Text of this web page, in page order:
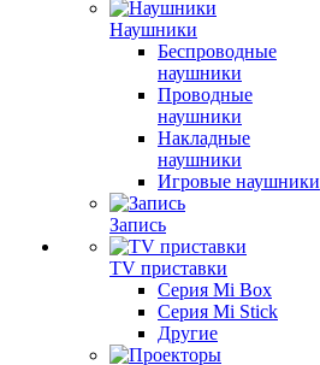
Наушники
Беспроводные
наушники
Проводные
наушники
Накладные
наушники
Игровые наушники
Запись
TV приставки
Серия Mi Box
Серия Mi Stick
Другие